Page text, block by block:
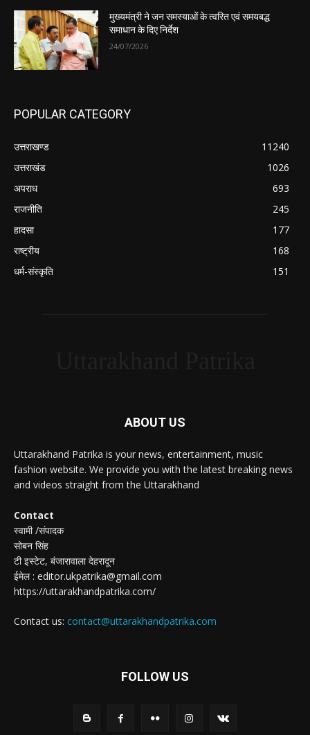
मुख्यमंत्री ने जन समस्याओं के त्वरित एवं समयबद्ध
समाधान के दिए निर्देश
24/07/2026
POPULAR CATEGORY
उत्तराखण्ड
11240
उत्तराखंड
1026
अपराध
693
राजनीति
245
हादसा
177
राष्ट्रीय
168
धर्म-संस्कृति
151
ABOUT US
Uttarakhand Patrika is your news, entertainment, music
fashion website. We provide you with the latest breaking news
and videos straight from the Uttarakhand
Contact
स्वामी /संपादक
सोबन सिंह
टी इस्टेट, बंजारावाला देहरादून
ईमेल : editor.ukpatrika@gmail.com
https://uttarakhandpatrika.com/
Contact us: contact@uttarakhandpatrika.com
FOLLOW US